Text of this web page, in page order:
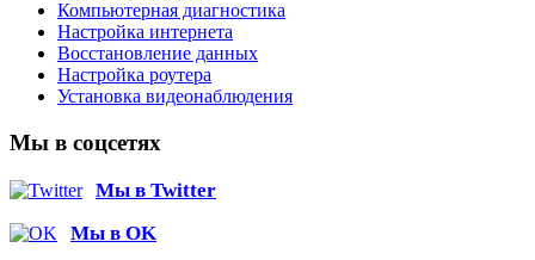
Компьютерная диагностика
Настройка интернета
Восстановление данных
Настройка роутера
Установка видеонаблюдения
Мы в соцсетях
Мы в Twitter
Мы в OK